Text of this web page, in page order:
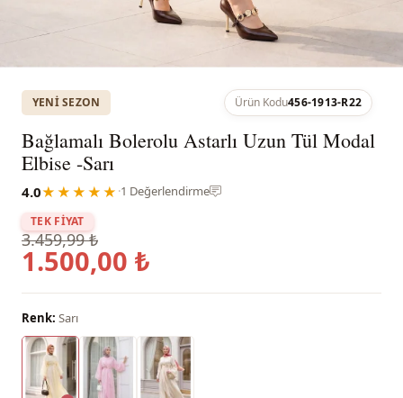
YENI SEZON Ürün Kodu456-1913-R22
Bağlamalı Bolerolu Astarlı Uzun Tül Modal
Elbise -Sarı
4.0★★★★★ ·1 Değerlendirme
TEK FİYAT
3.459,99 ₺
1.500,00 ₺
Renk: Sarı